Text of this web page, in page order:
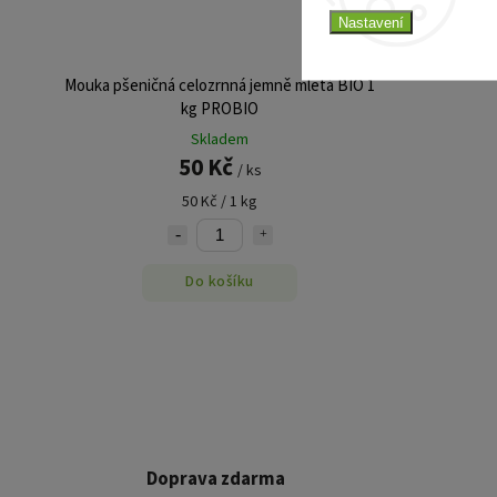
Nastavení
Mouka pšeničná celozrnná jemně mletá BIO 1
kg PROBIO
Skladem
50 Kč / ks
50 Kč / 1 kg
Do košíku
Doprava zdarma